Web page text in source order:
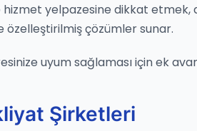
yelpazesine dikkat etmek,
özelleştirilmiş çözümler sunar.
uyum sağlaması için ek
Şirketleri